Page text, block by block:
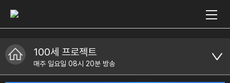
100세 프로젝트
매주 일요일 08시 20분 방송